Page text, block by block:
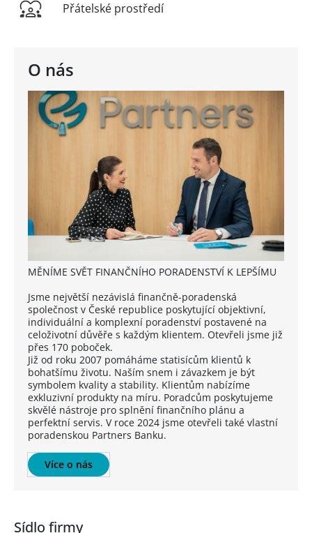
O nás
MĚNÍME SVĚT FINANČNÍHO PORADENSTVÍ K LEPŠÍMU
Jsme největší nezávislá finančně-poradenská
společnost v České republice poskytující objektivní,
individuální a komplexní poradenství postavené na
celoživotní důvěře s každým klientem. Otevřeli jsme již
přes 170 poboček.
Již od roku 2007 pomáháme statisícům klientů k
bohatšímu životu. Naším snem i závazkem je být
symbolem kvality a stability. Klientům nabízíme
exkluzivní produkty na míru. Poradcům poskytujeme
skvělé nástroje pro splnění finančního plánu a
perfektní servis. V roce 2024 jsme otevřeli také vlastní
poradenskou Partners Banku.
Více o nás
Přátelské prostředí
Sídlo firmy